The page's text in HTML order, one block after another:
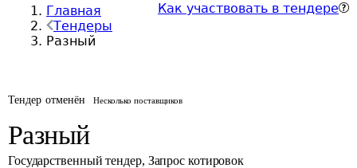
Главная
Тендеры
Разный
Как участвовать в тендере
Тендер отменён Несколько поставщиков
Разный
Государственный тендер, Запрос котировок